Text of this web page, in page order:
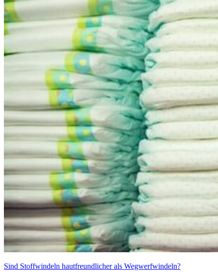
Sind Stoffwindeln hautfreundlicher als Wegwerfwindeln?